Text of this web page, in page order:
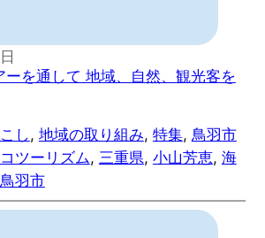
ーを通して 地域、自然、観光客を
し, 地域の取り組み, 特集, 鳥羽市
ツーリズム, 三重県, 小山芳恵, 海
鳥羽市